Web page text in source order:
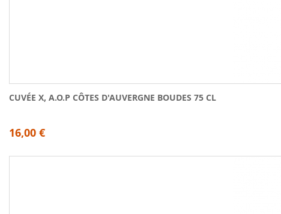
CUVÉE X, A.O.P CÔTES D'AUVERGNE BOUDES 75 CL
16,00 €